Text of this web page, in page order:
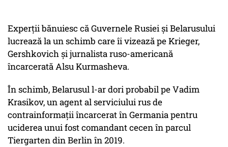
Experții bănuiesc că Guvernele Rusiei și Belarusului
lucrează la un schimb care îi vizează pe Krieger,
Gershkovich și jurnalista ruso-americană
încarcerată Alsu Kurmasheva.
În schimb, Belarusul l-ar dori probabil pe Vadim
Krasikov, un agent al serviciului rus de
contrainformații încarcerat în Germania pentru
uciderea unui fost comandant cecen în parcul
Tiergarten din Berlin în 2019.